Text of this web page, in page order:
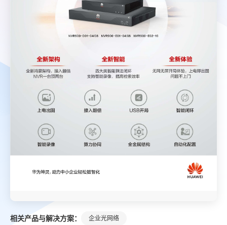
相关产品与解决方案： 企业光网络